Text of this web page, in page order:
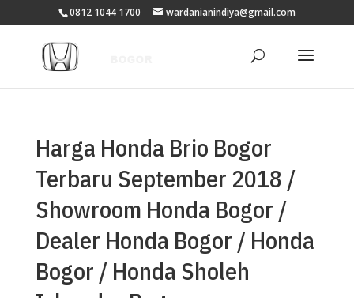
0812 1044 1700 wardanianindiya@gmail.com
Harga Honda Brio Bogor
Terbaru September 2018 /
Showroom Honda Bogor /
Dealer Honda Bogor / Honda
Bogor / Honda Sholeh